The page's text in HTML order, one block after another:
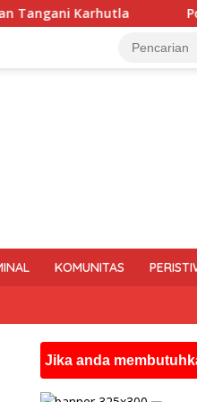
Polisi Tapal Batas dan
KOMUNITAS
anda membutuhkan space